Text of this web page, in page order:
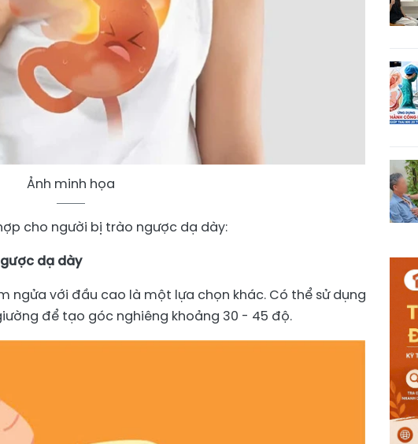
Ảnh minh họa
cho người bị trào ngược dạ dày:
dạ dày
ngửa với đầu cao là một lựa chọn khác. Có thể sử dụng
để tạo góc nghiêng khoảng 30 - 45 độ.